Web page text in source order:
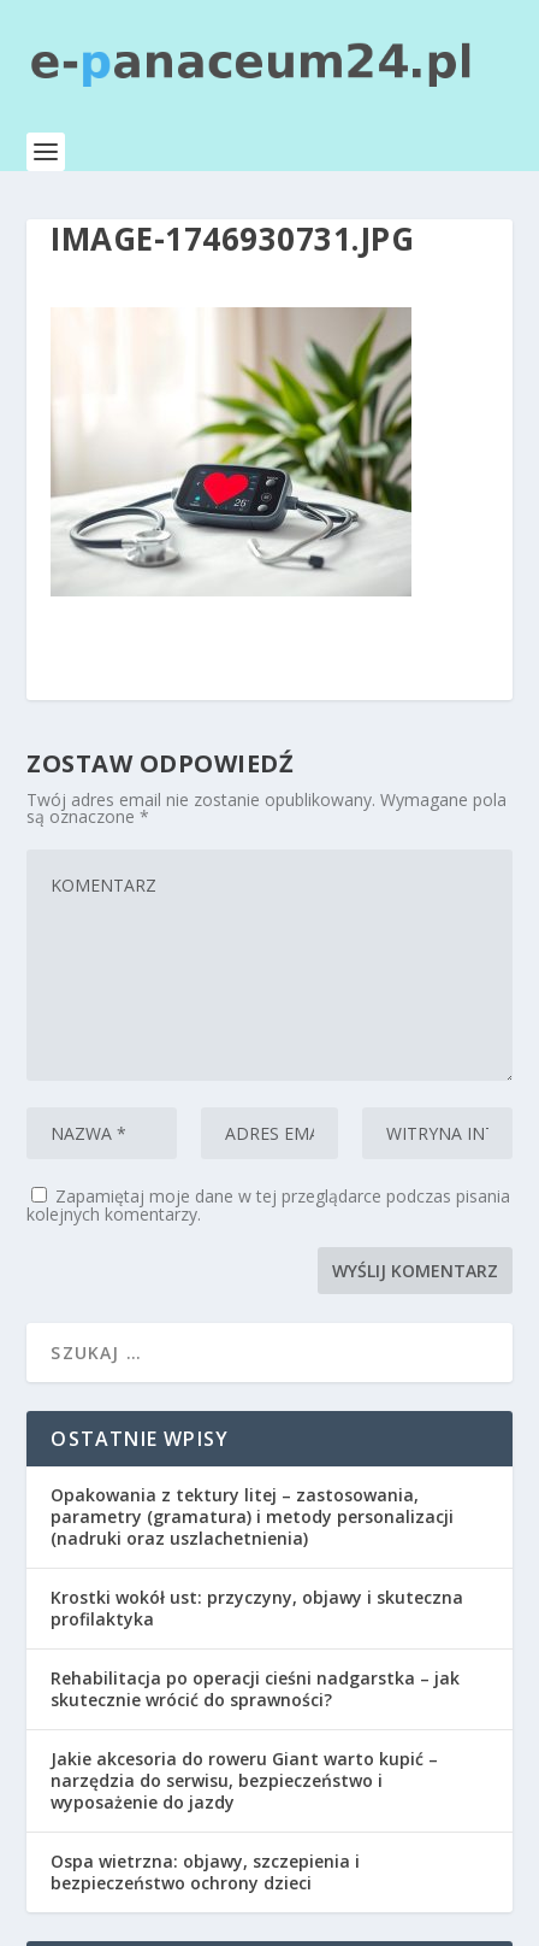
IMAGE-1746930731.JPG
ZOSTAW ODPOWIEDŹ
Twój adres email nie zostanie opublikowany. Wymagane pola
są oznaczone*
Zapamiętaj moje dane w tej przeglądarce podczas pisania
kolejnych komentarzy.
OSTATNIE WPISY
Opakowania z tektury litej – zastosowania,
parametry (gramatura) i metody personalizacji
(nadruki oraz uszlachetnienia)
Krostki wokół ust: przyczyny, objawy i skuteczna
profilaktyka
Rehabilitacja po operacji cieśni nadgarstka – jak
skutecznie wrócić do sprawności?
Jakie akcesoria do roweru Giant warto kupić –
narzędzia do serwisu, bezpieczeństwo i
wyposażenie do jazdy
Ospa wietrzna: objawy, szczepienia i
bezpieczeństwo ochrony dzieci